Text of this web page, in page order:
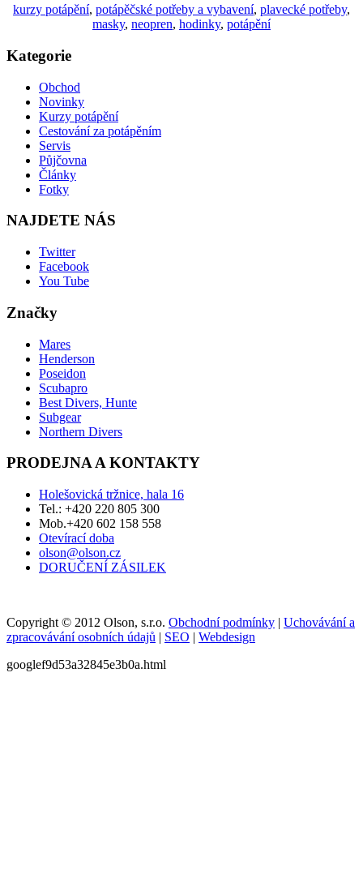
kurzy potápění, potápěčské potřeby a vybavení, plavecké potřeby,
masky, neopren, hodinky, potápění
Kategorie
Obchod
Novinky
Kurzy potápění
Cestování za potápěním
Servis
Půjčovna
Články
Fotky
NAJDETE NÁS
Twitter
Facebook
You Tube
Značky
Mares
Henderson
Poseidon
Scubapro
Best Divers, Hunte
Subgear
Northern Divers
PRODEJNA A KONTAKTY
Holešovická tržnice, hala 16
Tel.: +420 220 805 300
Mob.+420 602 158 558
Otevírací doba
olson@olson.cz
DORUČENÍ ZÁSILEK
Copyright © 2012 Olson, s.r.o. Obchodní podmínky | Uchovávání a
zpracovávání osobních údajů | SEO | Webdesign
googlef9d53a32845e3b0a.html